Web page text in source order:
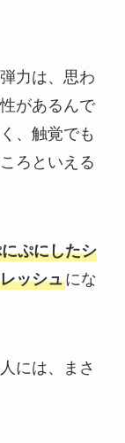
力は、思わ
があるんで
、触覚でも
ろといえる
ぷにしたシ
ッシュにな
には、まさ